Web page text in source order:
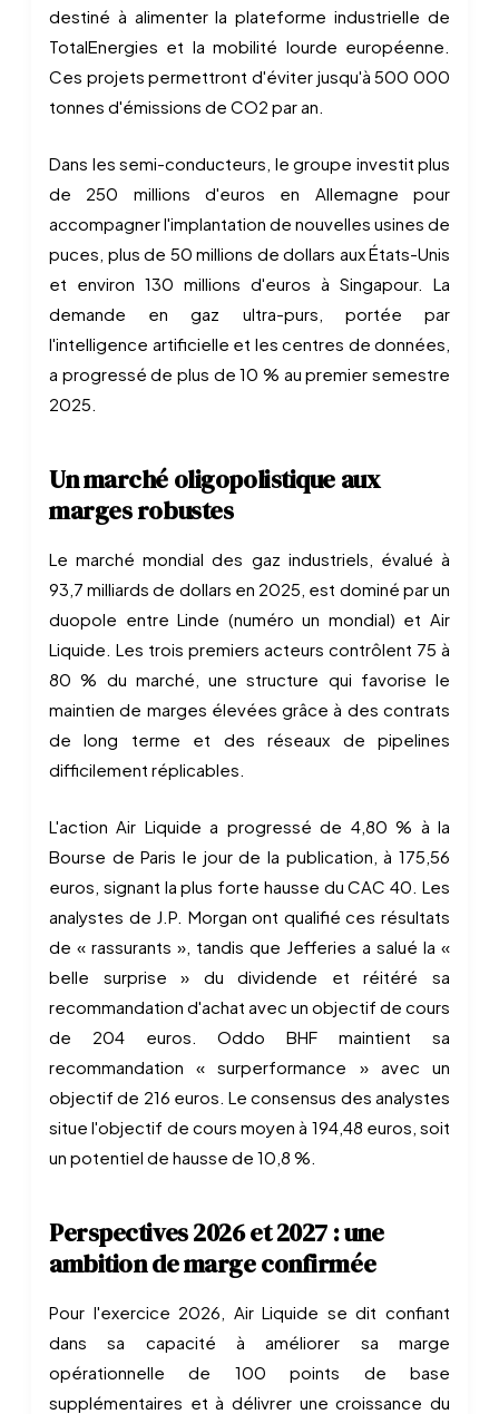
destiné à alimenter la plateforme industrielle de
TotalEnergies et la mobilité lourde européenne.
Ces projets permettront d'éviter jusqu'à 500 000
tonnes d'émissions de CO2 par an.
Dans les semi-conducteurs, le groupe investit plus
de 250 millions d'euros en Allemagne pour
accompagner l'implantation de nouvelles usines de
puces, plus de 50 millions de dollars aux États-Unis
et environ 130 millions d'euros à Singapour. La
demande en gaz ultra-purs, portée par
l'intelligence artificielle et les centres de données,
a progressé de plus de 10 % au premier semestre
2025.
Un marché oligopolistique aux
marges robustes
Le marché mondial des gaz industriels, évalué à
93,7 milliards de dollars en 2025, est dominé par un
duopole entre Linde (numéro un mondial) et Air
Liquide. Les trois premiers acteurs contrôlent 75 à
80 % du marché, une structure qui favorise le
maintien de marges élevées grâce à des contrats
de long terme et des réseaux de pipelines
difficilement réplicables.
L'action Air Liquide a progressé de 4,80 % à la
Bourse de Paris le jour de la publication, à 175,56
euros, signant la plus forte hausse du CAC 40. Les
analystes de J.P. Morgan ont qualifié ces résultats
de « rassurants », tandis que Jefferies a salué la «
belle surprise » du dividende et réitéré sa
recommandation d'achat avec un objectif de cours
de 204 euros. Oddo BHF maintient sa
recommandation « surperformance » avec un
objectif de 216 euros. Le consensus des analystes
situe l'objectif de cours moyen à 194,48 euros, soit
un potentiel de hausse de 10,8 %.
Perspectives 2026 et 2027 : une
ambition de marge confirmée
Pour l'exercice 2026, Air Liquide se dit confiant
dans sa capacité à améliorer sa marge
opérationnelle de 100 points de base
supplémentaires et à délivrer une croissance du